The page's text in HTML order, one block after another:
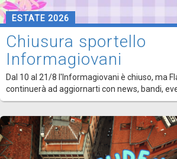
ESTATE 2026
Chiusura sportello
Informagiovani
Dal 10 al 21/8 l'Informagiovani è chiuso, ma
continuerà ad aggiornarti con news, bandi,